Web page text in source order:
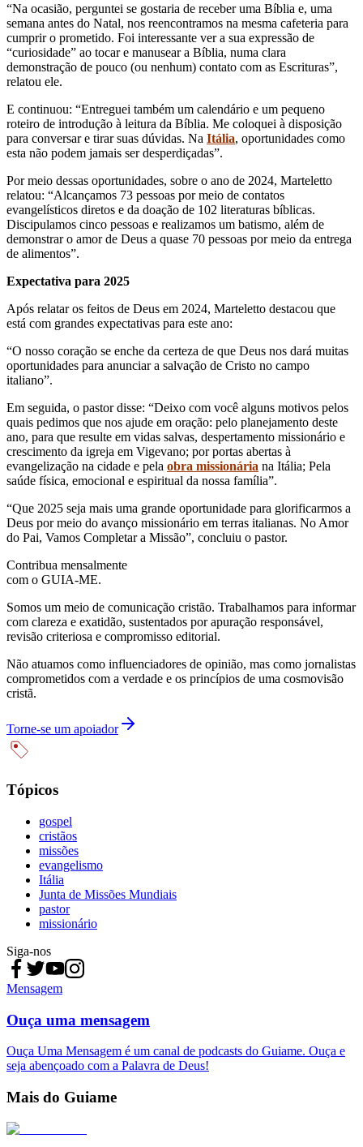
“Na ocasião, perguntei se gostaria de receber uma Bíblia e, uma
semana antes do Natal, nos reencontramos na mesma cafeteria para
cumprir o prometido. Foi interessante ver a sua expressão de
“curiosidade” ao tocar e manusear a Bíblia, numa clara
demonstração de pouco (ou nenhum) contato com as Escrituras”,
relatou ele.
E continuou: “Entreguei também um calendário e um pequeno
roteiro de introdução à leitura da Bíblia. Me coloquei à disposição
para conversar e tirar suas dúvidas. Na Itália, oportunidades como
esta não podem jamais ser desperdiçadas”.
Por meio dessas oportunidades, sobre o ano de 2024, Marteletto
relatou: “Alcançamos 73 pessoas por meio de contatos
evangelísticos diretos e da doação de 102 literaturas bíblicas.
Discipulamos cinco pessoas e realizamos um batismo, além de
demonstrar o amor de Deus a quase 70 pessoas por meio da entrega
de alimentos”.
Expectativa para 2025
Após relatar os feitos de Deus em 2024, Marteletto destacou que
está com grandes expectativas para este ano:
“O nosso coração se enche da certeza de que Deus nos dará muitas
oportunidades para anunciar a salvação de Cristo no campo
italiano”.
Em seguida, o pastor disse: “Deixo com você alguns motivos pelos
quais pedimos que nos ajude em oração: pelo planejamento deste
ano, para que resulte em vidas salvas, despertamento missionário e
crescimento da igreja em Vigevano; por portas abertas à
evangelização na cidade e pela obra missionária na Itália; Pela
saúde física, emocional e espiritual da nossa família”.
“Que 2025 seja mais uma grande oportunidade para glorificarmos a
Deus por meio do avanço missionário em terras italianas. No Amor
do Pai, Vamos Completar a Missão”, concluiu o pastor.
Contribua mensalmente
com o GUIA-ME.
Somos um meio de comunicação cristão. Trabalhamos para informar
com clareza e exatidão, sustentados por apuração responsável,
revisão criteriosa e compromisso editorial.
Não atuamos como influenciadores de opinião, mas como jornalistas
comprometidos com a verdade e os princípios de uma cosmovisão
cristã.
Torne-se um apoiador
Tópicos
gospel
cristãos
missões
evangelismo
Itália
Junta de Missões Mundiais
pastor
missionário
Siga-nos
Mensagem
Ouça uma mensagem
Ouça Uma Mensagem é um canal de podcasts do Guiame. Ouça e
seja abençoado com a Palavra de Deus!
Mais do Guiame